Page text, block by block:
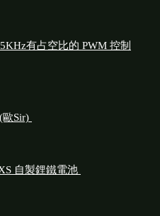
有占空比的 PWM 控制
歐Sir)
自製鋰鐵電池